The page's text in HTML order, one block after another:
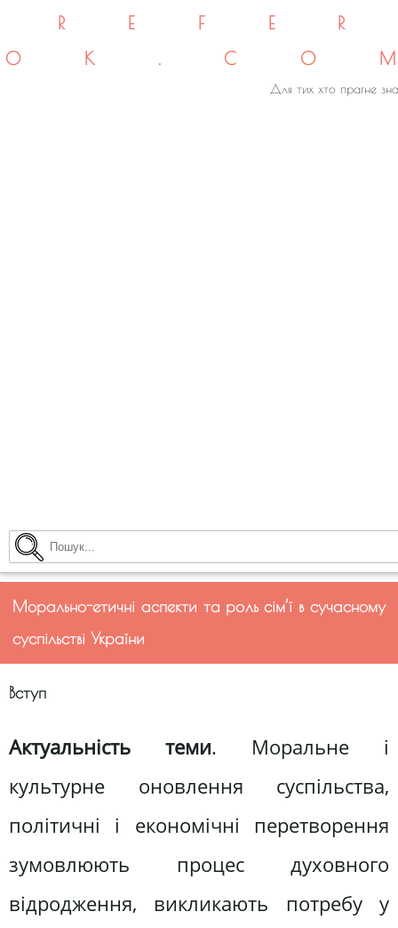
Для тих хто прагне
Морально-етичні аспекти та роль сім’ї в сучасному
суспільстві України
Вступ
Актуальність теми. Моральне і
культурне оновлення суспільства,
політичні і економічні перетворення
зумовлюють процес духовного
відродження, викликають потребу у